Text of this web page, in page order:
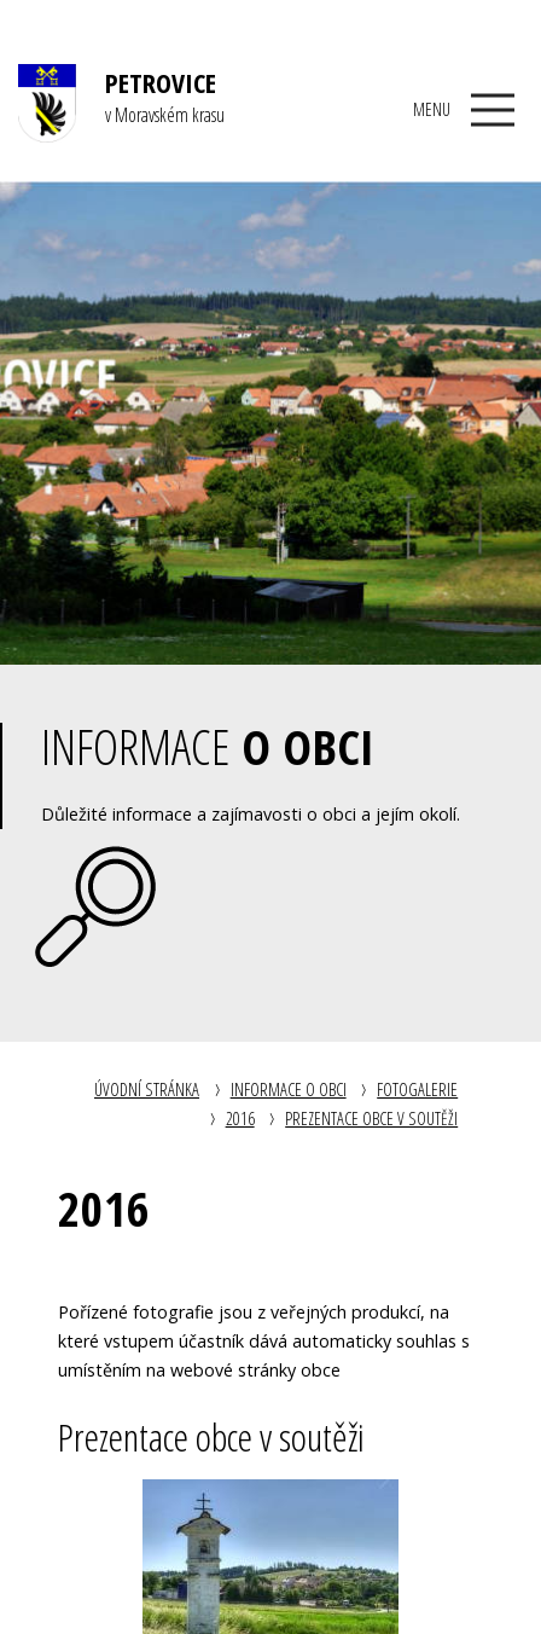
PETROVICE
v Moravském krasu MENU
INFORMACE O OBCI
Důležité informace a zajímavosti o obci a jejím okolí.
ÚVODNÍ STRÁNKA INFORMACE O OBCI
FOTOGALERIE
2016
PREZENTACE OBCE V SOUTĚŽI
2016
Pořízené fotografie jsou z veřejných produkcí, na
které vstupem účastník dává automaticky souhlas s
umístěním na webové stránky obce
Prezentace obce v soutěži